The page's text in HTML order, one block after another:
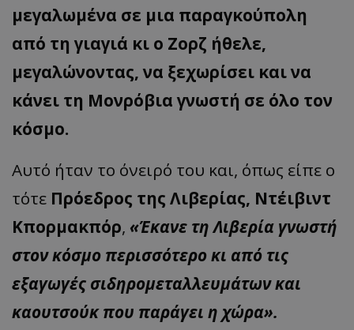
μεγαλωμένα σε μια παραγκούπολη
από τη γιαγιά κι ο Ζορζ ήθελε,
μεγαλώνοντας, να ξεχωρίσει και να
κάνει τη Μονρόβια γνωστή σε όλο τον
κόσμο.
Αυτό ήταν το όνειρό του και, όπως είπε ο
τότε Πρόεδρος της Λιβερίας, Ντέιβιντ
Κπορμακπόρ, «Έκανε τη Λιβερία γνωστή
στον κόσμο περισσότερο κι από τις
εξαγωγές σιδηρομεταλλευμάτων και
καουτσούκ που παράγει η χώρα».